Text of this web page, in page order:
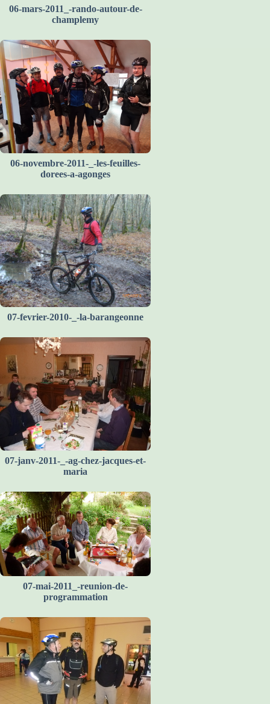
06-mars-2011_-rando-autour-de-
champlemy
06-novembre-2011-_-les-feuilles-
dorees-a-agonges
07-fevrier-2010-_-la-barangeonne
07-janv-2011-_-ag-chez-jacques-et-
maria
07-mai-2011_-reunion-de-
programmation